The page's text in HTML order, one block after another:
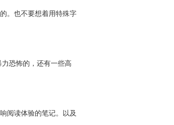
。也不要想着用特殊字
恐怖的，还有一些高
阅读体验的笔记。以及